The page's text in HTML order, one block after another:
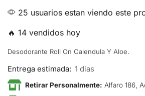
25 usuarios estan viendo este
🔥 14 vendidos hoy
Desodorante Roll On Calendula Y Aloe.
Entrega estimada: 1 dias
Retirar Personalmente: Alfaro 186,